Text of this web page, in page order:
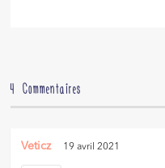
4 Commentaires
Veticz 19 avril 2021